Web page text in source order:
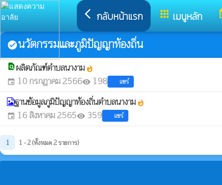
arrow_back_ios กลับหน้าแรก apps เมนูหลัก
check_circleนวัตกรรมและภูมิปัญญาท้องถิ่น
find_in_page ผลิตภัณฑ์ตำบลนางาม whatshot
event 10 กรกฎาคม 2566visibility 198 แชร์
ฐานข้อมูลภูมิปัญญาท้องถิ่นตำบลนางาม whatshot
event 16 สิงหาคม 2565visibility 359 แชร์
1 1 - 2 (ทั้งหมด 2 รายการ)